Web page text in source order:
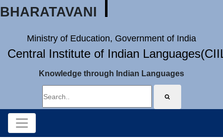
BHARATAVANI
Ministry of Education, Government of India
Central Institute of Indian
Knowledge through Indian Languages